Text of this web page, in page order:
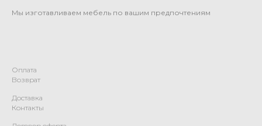
Мы изготавливаем мебель по вашим предпочтениям
Оплата
Возврат
Доставка
Контакты